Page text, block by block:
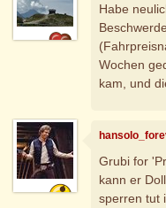
Habe
Wochen
kam, und
Grubi for
kann er
sperren tut